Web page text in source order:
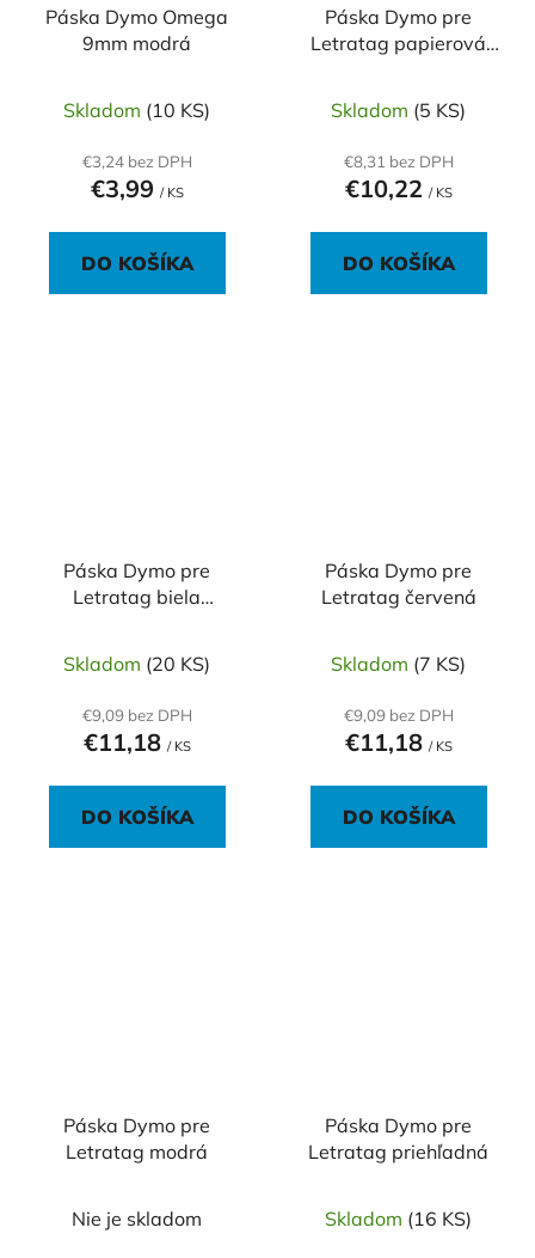
Páska Dymo Omega
9mm modrá
Skladom (10 KS)
€3,24 bez DPH
€3,99 / KS
DO KOŠÍKA
Páska Dymo pre
Letratag papierová
Skladom (5 KS)
€8,31 bez DPH
€10,22 / KS
DO KOŠÍKA
Páska Dymo pre
Letratag biela
Skladom (20 KS)
€9,09 bez DPH
€11,18 / KS
DO KOŠÍKA
Páska Dymo pre
Letratag červená
Skladom (7 KS)
€9,09 bez DPH
€11,18 / KS
DO KOŠÍKA
Páska Dymo pre
Letratag modrá
Nie je skladom
Páska Dymo pre
Letratag priehľadná
Skladom (16 KS)